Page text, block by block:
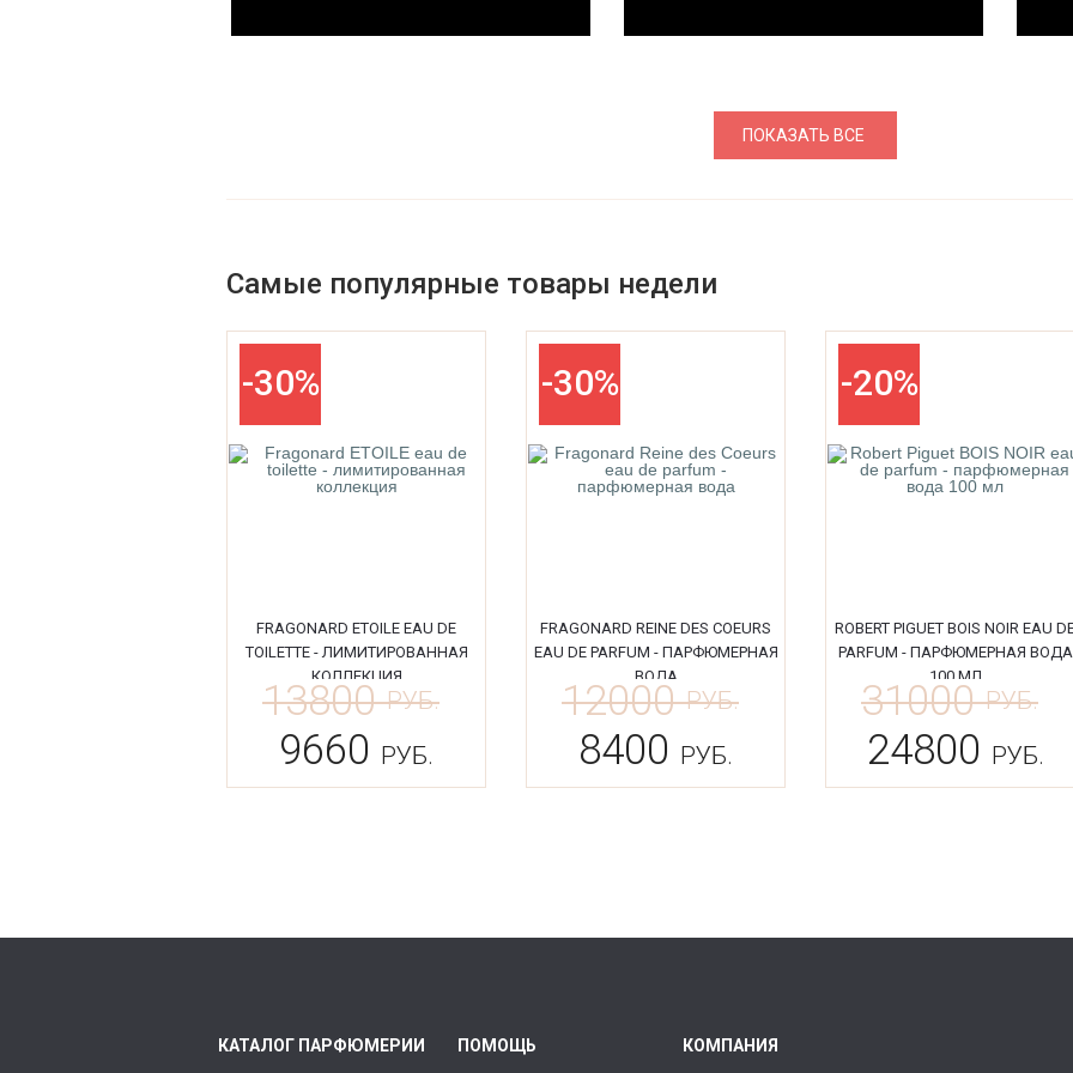
ПОКАЗАТЬ ВСЕ
Самые популярные товары недели
FRAGONARD ETOILE EAU DE
TOILETTE - ЛИМИТИРОВАННАЯ
КОЛЛЕКЦИЯ
13800РУБ.
9660 РУБ.
-30%
FRAGONARD REINE DES COEURS
EAU DE PARFUM - ПАРФЮМЕРНАЯ
ВОДА
12000РУБ.
8400 РУБ.
-30%
ROBERT PIGUET BOIS NOIR EAU
PARFUM - ПАРФЮМЕРНАЯ ВОДА
100 МЛ
31000РУБ.
24800 РУБ.
-20%
КАТАЛОГ ПАРФЮМЕРИИ ПОМОЩЬ КОМПАНИЯ